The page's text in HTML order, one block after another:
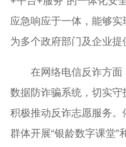
应急响应于一体，能够
为多个政府部门及企业
在网络电信反诈方面，
数据防诈骗系统，切实守
积极推动反诈志愿服务。
群体开展“银龄数字课堂